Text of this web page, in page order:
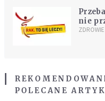
nie
ZDROWIE
POLECANE